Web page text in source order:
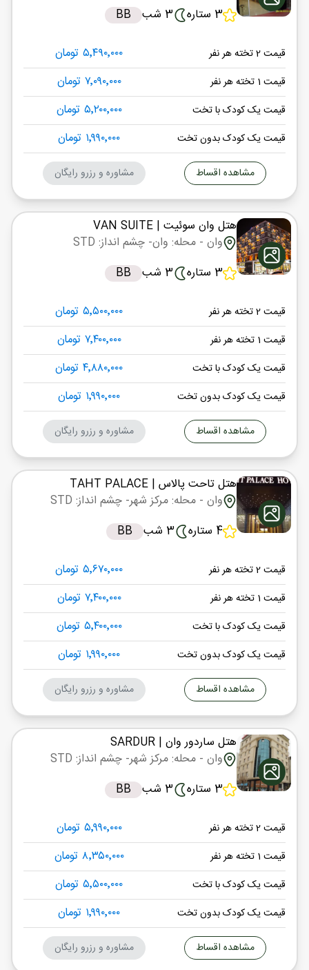
3 ستاره
3 شب BB
قیمت 2 تخته هر نفر ۵٬۴۹۰٬۰۰۰ تومان
قیمت 1 تخته هر نفر ۷٬۰۹۰٬۰۰۰ تومان
قیمت یک کودک با تخت ۵٬۲۰۰٬۰۰۰ تومان
قیمت یک کودک بدون تخت ۱٬۹۹۰٬۰۰۰ تومان
مشاهده اقساط مشاوره و رزرو رایگان
هتل وان سوئیت | VAN SUITE
وان - محله: وان- چشم انداز: STD
3 ستاره
3 شب BB
قیمت 2 تخته هر نفر ۵٬۵۰۰٬۰۰۰ تومان
قیمت 1 تخته هر نفر ۷٬۴۰۰٬۰۰۰ تومان
قیمت یک کودک با تخت ۴٬۸۸۰٬۰۰۰ تومان
قیمت یک کودک بدون تخت ۱٬۹۹۰٬۰۰۰ تومان
مشاهده اقساط مشاوره و رزرو رایگان
هتل تاحت پالاس | TAHT PALACE
وان - محله: مرکز شهر- چشم انداز: STD
4 ستاره
3 شب BB
قیمت 2 تخته هر نفر ۵٬۶۷۰٬۰۰۰ تومان
قیمت 1 تخته هر نفر ۷٬۴۰۰٬۰۰۰ تومان
قیمت یک کودک با تخت ۵٬۴۰۰٬۰۰۰ تومان
قیمت یک کودک بدون تخت ۱٬۹۹۰٬۰۰۰ تومان
مشاهده اقساط مشاوره و رزرو رایگان
هتل ساردور وان | SARDUR
وان - محله: مرکز شهر- چشم انداز: STD
3 ستاره
3 شب BB
قیمت 2 تخته هر نفر ۵٬۹۹۰٬۰۰۰ تومان
قیمت 1 تخته هر نفر ۸٬۳۵۰٬۰۰۰ تومان
قیمت یک کودک با تخت ۵٬۵۰۰٬۰۰۰ تومان
قیمت یک کودک بدون تخت ۱٬۹۹۰٬۰۰۰ تومان
مشاهده اقساط مشاوره و رزرو رایگان